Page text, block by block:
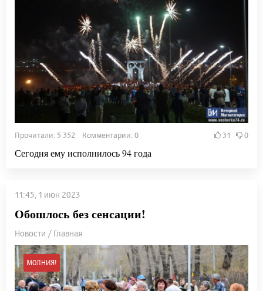
Прочитали: 5 352 Комментарии: 0 31 0
Сегодня ему исполнилось 94 года
11:45, 1 июн 2023
Обошлось без сенсации!
Новости / Главная
МОЛНИЯ!